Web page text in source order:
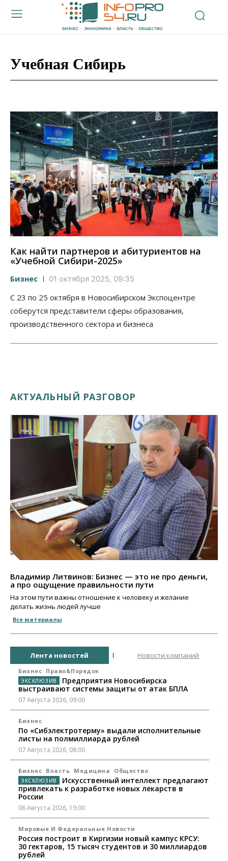
Учебная Сибирь
Как найти партнеров и абитуриентов на
«Учебной Сибири-2025»
Бизнес 01 октября 2025, 09:35
С 23 по 25 октября в Новосибирском Экспоцентре
соберутся представители сферы образования,
производственного сектора и бизнеса
АКТУАЛЬНЫЙ РАЗГОВОР
Владимир Литвинов: Бизнес — это не про деньги,
а про ощущение правильности пути
На этом пути важны отношение к человеку и желание
делать жизнь людей лучше
Все материалы
Лента новостей Новости компаний
Бизнес Право&Порядок
Предприятия Новосибирска
выстраивают системы защиты от атак БПЛА
07 Августа 2026, 09:00
Бизнес
По «Сибэлектротерму» выдали исполнительные
листы на полмиллиарда рублей
07 Августа 2026, 08:00
Бизнес Власть Медицина Общество
Искусственный интеллект предлагают
привлекать к разработке новых лекарств в
России
06 Августа 2026, 19:00
Мировые И Федеральные Новости
Россия построит в Киргизии новый кампус КРСУ:
30 гектаров, 15 тысяч студентов и 30 миллиардов
рублей